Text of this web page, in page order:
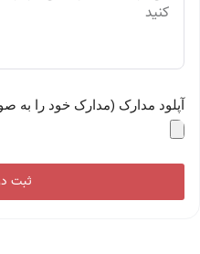
آپلود مدارک (مدارک خود را به
ثبت